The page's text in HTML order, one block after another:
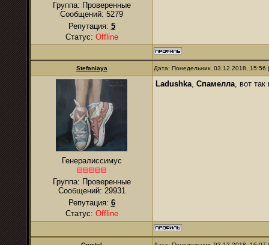
Группа: Проверенные
Сообщений: 5279
Репутация: 5
Статус: Offline
Stefaniaya Дата: Понедельник, 03.12.2018,
Генералиссимус
Группа: Проверенные
Сообщений: 29931
Репутация: 6
Статус: Offline
Ladushka, Спамелла, вот